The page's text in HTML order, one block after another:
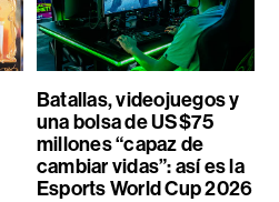
Batallas, videojuegos y
una bolsa de US$75
millones “capaz de
cambiar vidas”: así es la
Esports World Cup 2026